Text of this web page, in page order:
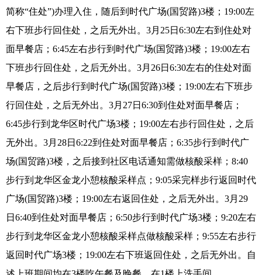
简称“住处”)办理入住，随后到时代广场(国贸路)3楼；19:00左
右下班步行回住处，之后无外出。3月25日6:30左右到住处对
面早餐店；6:45左右步行到时代广场(国贸路)3楼；19:00左右
下班步行回住处，之后无外出。3月26日6:30左右的住处对面
早餐店，之后步行到时代广场(国贸路)3楼；19:00左右下班步
行回住处，之后无外出。3月27日6:30到住处对面早餐店；
6:45步行到龙华区时代广场3楼；19:00左右步行回住处，之后
无外出。3月28日6:22到住处对面早餐店；6:35步行到时代广
场(国贸路)3楼，之后接到社区电话通知需做核酸采样；8:40
步行到龙华区金龙小憩核酸采样点；9:05采完样步行返回时代
广场(国贸路)3楼；19:00左右返回住处，之后无外出。3月29
日6:40到住处对面早餐店；6:50步行到时代广场3楼；9:20左右
步行到龙华区金龙小憩核酸采样点做核酸采样；9:55左右步行
返回时代广场3楼；19:00左右下班返回住处，之后无外出。自